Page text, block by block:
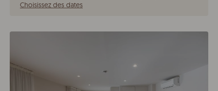
Choisissez des dates